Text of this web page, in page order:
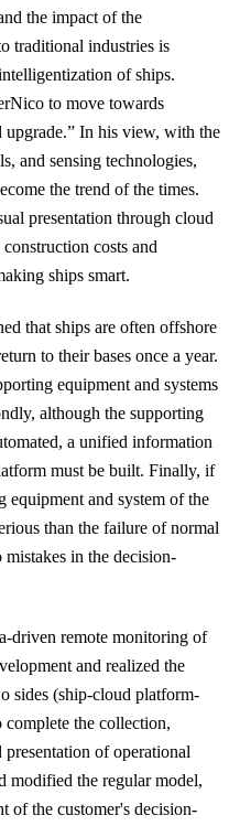
the impact of the
traditional industries is
of ships.
to move towards
In his view, with the
and sensing technologies,
the trend of the times.
presentation through cloud
costs and
ships smart.
that ships are often offshore
to their bases once a year.
equipment and systems
although the supporting
a unified information
must be built. Finally, if
equipment and system of the
than the failure of normal
in the decision-
driven remote monitoring of
and realized the
sides (ship-cloud platform-
the collection,
of operational
modified the regular model,
of the customer's decision-